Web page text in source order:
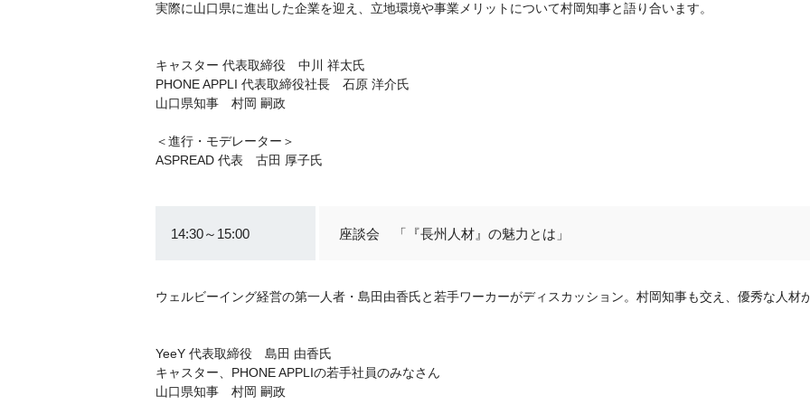
実際に山口県に進出した企業を迎え、立地環境や事業メリットについて村岡知事と語り合います。
キャスター 代表取締役 中川 祥太氏
PHONE APPLI 代表取締役社長 石原 洋介氏
山口県知事 村岡 嗣政
＜進行・モデレーター＞
ASPREAD 代表 古田 厚子氏
14:30～15:00 座談会 「『長州人材』の魅力とは」
ウェルビーイング経営の第一人者・島田由香氏と若手ワーカーがディスカッション。村岡知事も交え、優秀な人材
YeeY 代表取締役 島田 由香氏
キャスター、PHONE APPLIの若手社員のみなさん
山口県知事 村岡 嗣政